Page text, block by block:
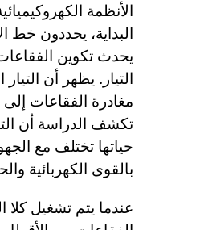
الأنظمة
البداية، يحددون
يحدث تكوين
التيار. يظهر أن
مغادرة الفقاعات
تكشف الدراسة أن
حياتها تختلف مع
بالقوى الكهربائية
عندما يتم تشغيل